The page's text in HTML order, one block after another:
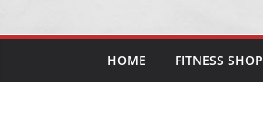
HOME FITNESS SHOP